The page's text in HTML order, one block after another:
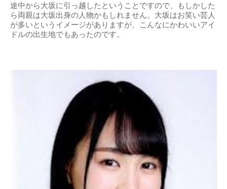
途中から大坂に引っ越したということですので、もしかした
ら両親は大坂出身の人物かもしれません。大坂はお笑い芸人
が多いというイメージがありますが、こんなにかわいいアイ
ドルの出生地でもあったのです。